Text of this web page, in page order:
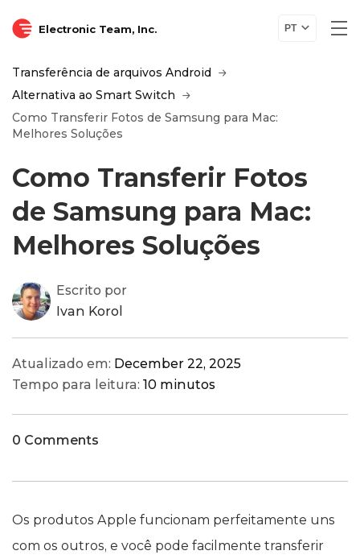
Electronic Team, Inc. PT
Transferência de arquivos Android
Alternativa ao Smart Switch
Como Transferir Fotos de Samsung para Mac:
Melhores Soluções
Como Transferir Fotos
de Samsung para Mac:
Melhores Soluções
Escrito por
Ivan Korol
Atualizado em: December 22, 2025
Tempo para leitura: 10 minutos
0 Comments
Os produtos Apple funcionam perfeitamente uns
com os outros, e você pode facilmente transferir